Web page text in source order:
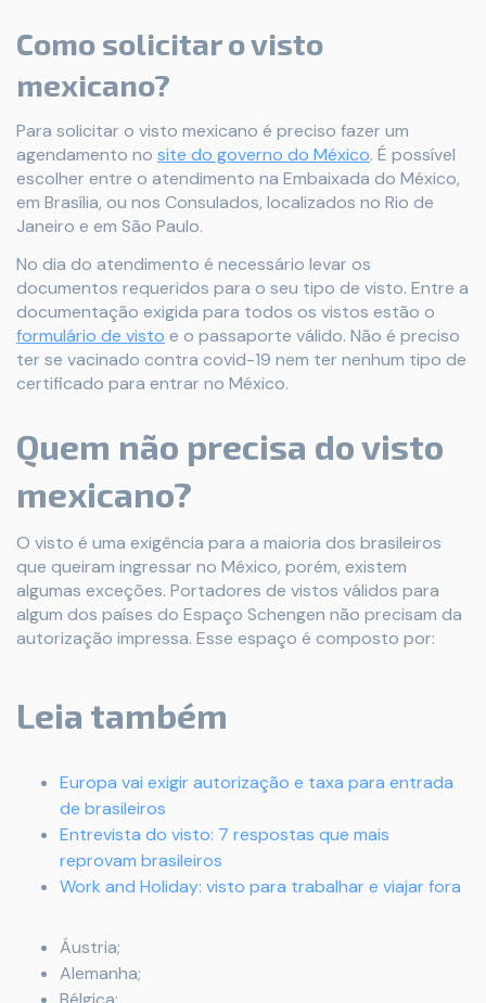
Como solicitar o visto
mexicano?
Para solicitar o visto mexicano é preciso fazer um
agendamento no site do governo do México. É possível
escolher entre o atendimento na Embaixada do México,
em Brasília, ou nos Consulados, localizados no Rio de
Janeiro e em São Paulo.
No dia do atendimento é necessário levar os
documentos requeridos para o seu tipo de visto. Entre a
documentação exigida para todos os vistos estão o
formulário de visto e o passaporte válido. Não é preciso
ter se vacinado contra covid-19 nem ter nenhum tipo de
certificado para entrar no México.
Quem não precisa do visto
mexicano?
O visto é uma exigência para a maioria dos brasileiros
que queiram ingressar no México, porém, existem
algumas exceções. Portadores de vistos válidos para
algum dos países do Espaço Schengen não precisam da
autorização impressa. Esse espaço é composto por:
Leia também
Europa vai exigir autorização e taxa para entrada
de brasileiros
Entrevista do visto: 7 respostas que mais
reprovam brasileiros
Work and Holiday: visto para trabalhar e viajar fora
Áustria;
Alemanha;